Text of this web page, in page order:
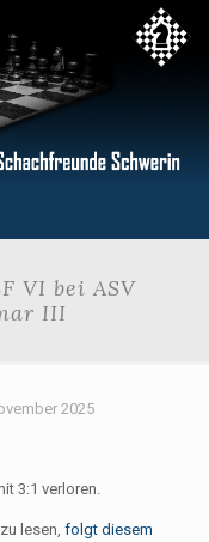
VI bei ASV
III
2025
3:1 verloren.
lesen, folgt diesem